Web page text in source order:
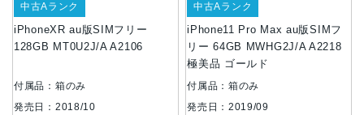
iPhoneXR au版SIMフリー
128GB MT0U2J/A A2106
中古Aランク
付属品：箱のみ
発売日：2018/10
iPhone11 Pro Max au版SIMフ
リー 64GB MWHG2J/A A2218
極美品 ゴールド
中古Aランク
付属品：箱のみ
発売日：2019/09